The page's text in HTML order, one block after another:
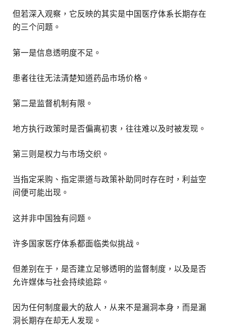
但若深入观察，它反映的其实是中国医疗体系长期存在
的三个问题。
第一是信息透明度不足。
患者往往无法清楚知道药品市场价格。
第二是监督机制有限。
地方执行政策时是否偏离初衷，往往难以及时被发现。
第三则是权力与市场交织。
当指定采购、指定渠道与政策补助同时存在时，利益空
间便可能出现。
这并非中国独有问题。
许多国家医疗体系都面临类似挑战。
但差别在于，是否建立足够透明的监督制度，以及是否
允许媒体与社会持续追踪。
因为任何制度最大的敌人，从来不是漏洞本身，而是漏
洞长期存在却无人发现。